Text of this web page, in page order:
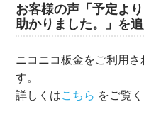
お客様の声「予定よ
助かりました。」を追
ニコニコ板金をご利用
す。
詳しくはこちら をご覧